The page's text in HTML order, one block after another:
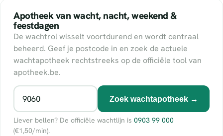
Apotheek van wacht, nacht, weekend &
feestdagen
De wachtrol wisselt voortdurend en wordt centraal
beheerd. Geef je postcode in en zoek de actuele
wachtapotheek rechtstreeks op de officiële tool van
apotheek.be.
Zoek wachtapotheek →
Liever bellen? De officiële wachtlijn is 0903 99 000
(€1,50/min).